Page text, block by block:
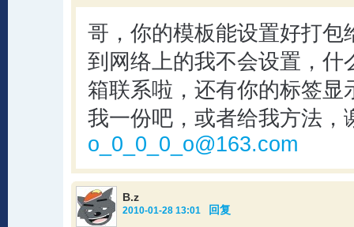
哥，你的模板能设置好打包
到网络上的我不会设置，什
箱联系啦，还有你的标签显
我一份吧，或者给我方法，
o_0_0_0_o@163.com
B.z
2010-01-28 13:01 回复